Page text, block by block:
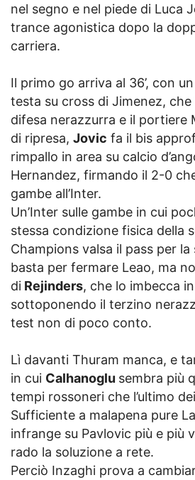
nel segno e nel piede di Luca
trance agonistica dopo la
carriera.
Il primo go arriva al 36’, con
testa su cross di Jimenez,
difesa nerazzurra e il portiere
di ripresa, Jovic fa il bis
rimpallo in area su calcio
Hernandez, firmando il 2-0
gambe all’Inter.
Un’Inter sulle gambe in cui
stessa condizione fisica della
Champions valsa il pass per
basta per fermare Leao, ma
di Rejinders, che lo imbecca
sottoponendo il terzino
test non di poco conto.
Lì davanti Thuram manca, e
in cui Calhanoglu sembra più
tempi rossoneri che l’ultimo
Sufficiente a malapena pure
infrange su Pavlovic più e più
rado la soluzione a rete.
Perciò Inzaghi prova a